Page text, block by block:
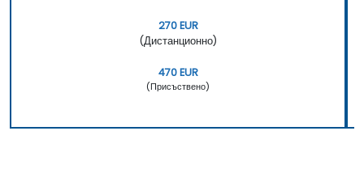
270 EUR
(Дистанционно)
470 EUR
(Присъствено)